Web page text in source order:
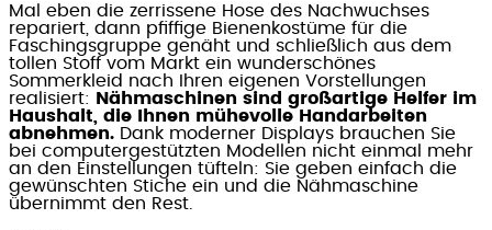
Mal eben die zerrissene Hose des Nachwuchses
repariert, dann pfiffige Bienenkostüme für die
Faschingsgruppe genäht und schließlich aus dem
tollen Stoff vom Markt ein wunderschönes
Sommerkleid nach Ihren eigenen Vorstellungen
realisiert:
Nähmaschinen sind großartige Helfer im
Haushalt, die Ihnen mühevolle Handarbeiten
abnehmen. Dank moderner Displays brauchen Sie
bei computergestützten Modellen nicht einmal mehr
an den Einstellungen tüfteln: Sie geben einfach die
gewünschten Stiche ein und die Nähmaschine
übernimmt den Rest.